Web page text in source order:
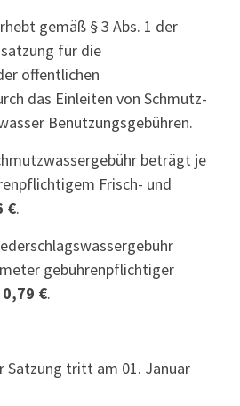
gemäß § 3 Abs. 1 der
für die
öffentlichen
das Einleiten von Schmutz-
Benutzungsgebühren.
beträgt je
Frisch- und
€.
gebührenpflichtiger
0,79 €.
Satzung tritt am 01. Januar